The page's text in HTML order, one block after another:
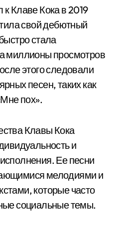
Клаве Кока в 2019
свой дебютный
стала
миллионы просмотров
этого следовали
песен, таких как
пох».
Клавы Кока
и
Ее песни
мелодиями и
которые часто
социальные темы.